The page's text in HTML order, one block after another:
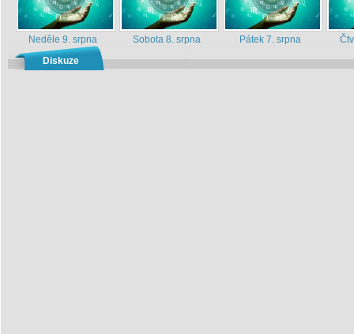
Neděle 9. srpna Sobota 8. srpna Pátek 7. srpna
Diskuze